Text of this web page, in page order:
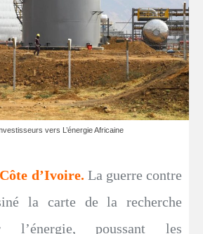
vers L’énergie Africaine
d’Ivoire. La guerre contre
la carte de la recherche
l’énergie, poussant les